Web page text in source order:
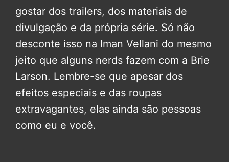
gostar dos trailers, dos materiais de
divulgação e da própria série. Só não
desconte isso na Iman Vellani do mesmo
jeito que alguns nerds fazem com a Brie
Larson. Lembre-se que apesar dos
efeitos especiais e das roupas
extravagantes, elas ainda são pessoas
como eu e você.